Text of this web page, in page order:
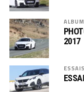
2017